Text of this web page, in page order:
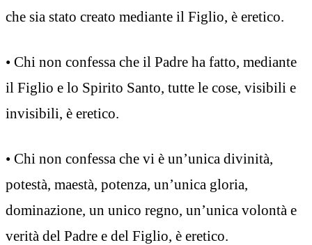
che sia stato creato mediante il Figlio, è eretico.
• Chi non confessa che il Padre ha fatto, mediante
il Figlio e lo Spirito Santo, tutte le cose, visibili e
invisibili, è eretico.
• Chi non confessa che vi è un’unica divinità,
potestà, maestà, potenza, un’unica gloria,
dominazione, un unico regno, un’unica volontà e
verità del Padre e del Figlio, è eretico.